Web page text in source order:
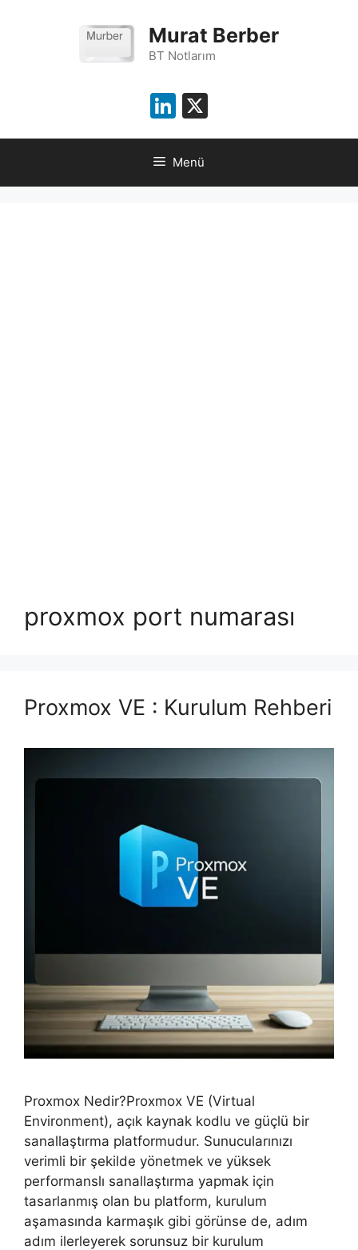
Murat Berber
BT Notlarım
LinkedIn
Menü
proxmox port numarası
Proxmox VE : Kurulum Rehberi
Proxmox Nedir?Proxmox VE (Virtual
Environment), açık kaynak kodlu ve güçlü bir
sanallaştırma platformudur. Sunucularınızı
verimli bir şekilde yönetmek ve yüksek
performanslı sanallaştırma yapmak için
tasarlanmış olan bu platform, kurulum
aşamasında karmaşık gibi görünse de, adım
adım ilerleyerek sorunsuz bir kurulum